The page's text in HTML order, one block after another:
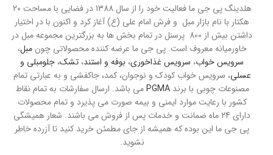
هلدینگ پی جی ما فعالیت خود را از سال 1388 در فضایی با مساحت 20
هکتار با نام بازار مبل و فرش امام علی (ع) آغاز کرد و اکنون با در اختیار
داشتن بیش از 800 پرسنل در تمام بخش ها به بزرگترین مجموعه مبل در
خاورمیانه معروف است. پی جی ما عرضه کننده محصولاتی چونمبل،
سرویس خواب، سرویس غذاخوری، بوفه و استند، تشک، جلومبلی و
عسلی، سرویس خواب کودک و نوجوان، کمد، جاکفشی و به عبارتی تمام
مصنوعات چوبی با برندPGMAمی باشد. ارسال سفارشات به تمام نقاط
کشور با رعایت موارد ایمنی و بیمه صورت می پذیرد و تمام محصولات
دارای 24 ماه ضمانت و خدمات پس از فروش می باشند. شعار همیشگی
پی جی ما این بوده که همیشه از جای مطمئن خرید کنید تا آزرده خاطر
نشوید.